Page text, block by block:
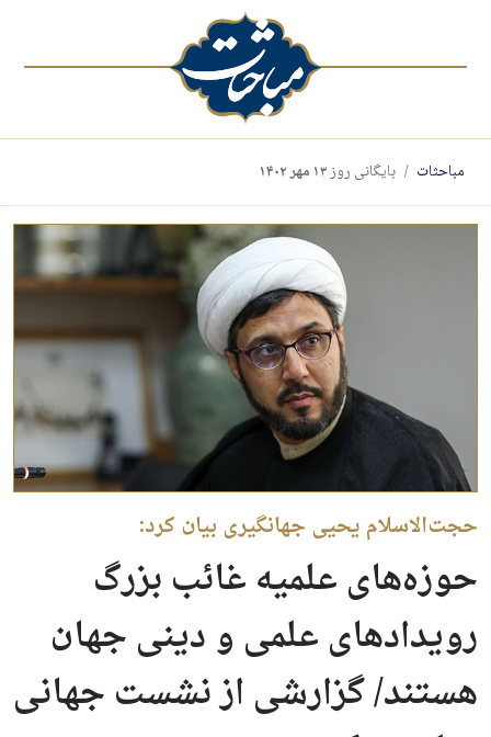
مباحثات بایگانی روز۱۳ مهر ۱۴۰۲
حجت‌الاسلام یحیی جهانگیری بیان کرد:
حوزه‌های علمیه غائب بزرگ
رویدادهای علمی و دینی جهان
هستند/ گزارشی از نشست جهانی